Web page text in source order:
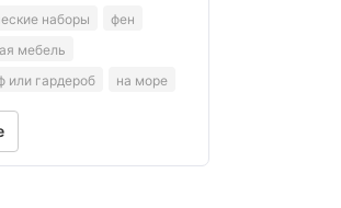
наборы
фен
мебель
или гардероб на море